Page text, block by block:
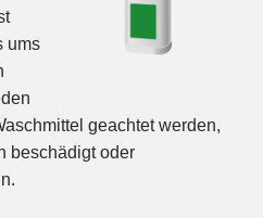
ums
geachtet werden,
beschädigt oder